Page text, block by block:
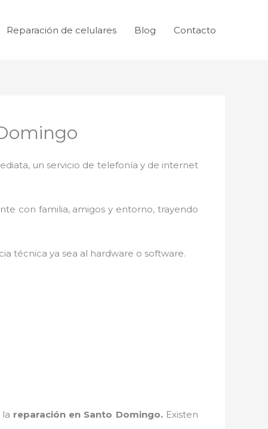
Reparación de celulares Blog Contacto
un servicio de telefonía y de internet
con familia, amigos y entorno, trayendo
técnica ya sea al hardware o software.
reparación en Santo Domingo. Existen